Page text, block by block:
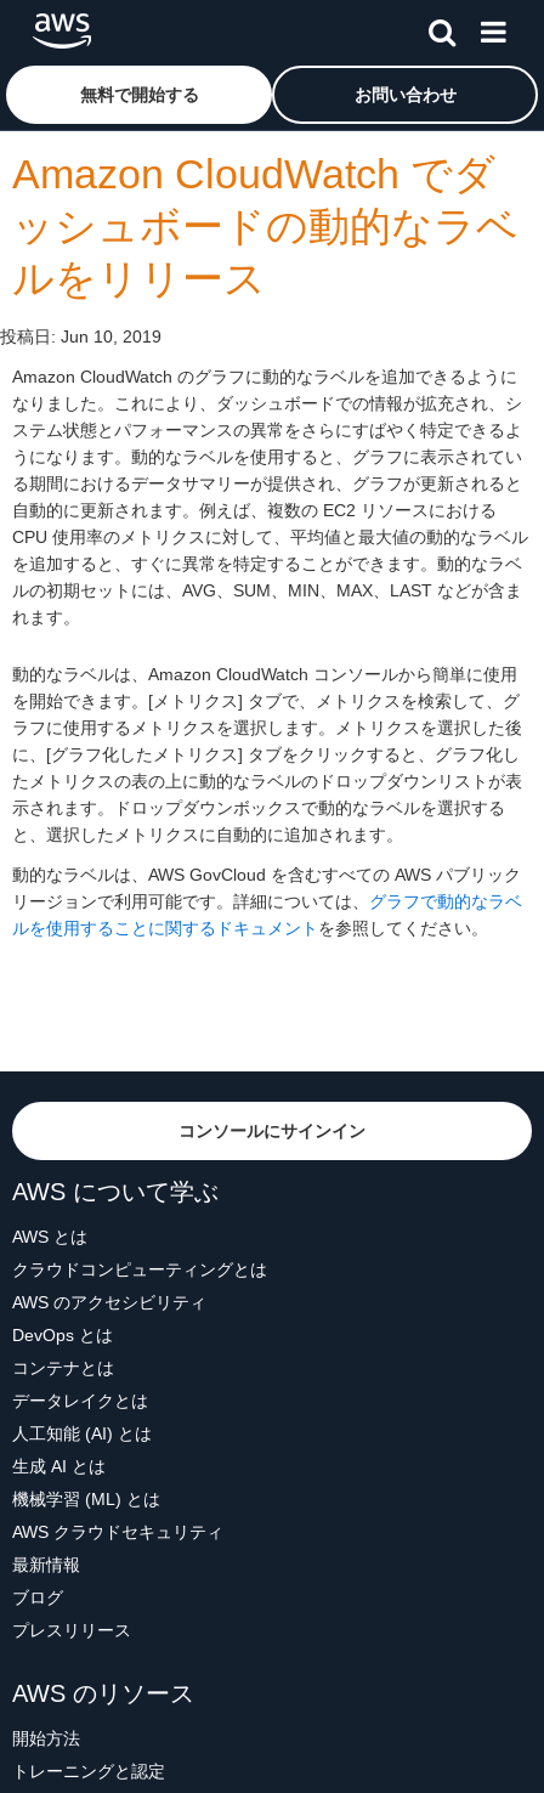
メインコンテンツに移動
アマゾン ウェブ サービスのホームページに戻るには、こ
無料で開始する お問い合わせ
Amazon CloudWatch でダ
ッシュボードの動的なラベ
ルをリリース
投稿日: Jun 10, 2019
Amazon CloudWatch のグラフに動的なラベルを追加できるように
なりました。これにより、ダッシュボードでの情報が拡充され、シ
ステム状態とパフォーマンスの異常をさらにすばやく特定できるよ
うになります。動的なラベルを使用すると、グラフに表示されてい
る期間におけるデータサマリーが提供され、グラフが更新されると
自動的に更新されます。例えば、複数の EC2 リソースにおける
CPU 使用率のメトリクスに対して、平均値と最大値の動的なラベル
を追加すると、すぐに異常を特定することができます。動的なラベ
ルの初期セットには、AVG、SUM、MIN、MAX、LAST などが含ま
れます。
動的なラベルは、Amazon CloudWatch コンソールから簡単に使用
を開始できます。[メトリクス] タブで、メトリクスを検索して、グ
ラフに使用するメトリクスを選択します。メトリクスを選択した後
に、[グラフ化したメトリクス] タブをクリックすると、グラフ化し
たメトリクスの表の上に動的なラベルのドロップダウンリストが表
示されます。ドロップダウンボックスで動的なラベルを選択する
と、選択したメトリクスに自動的に追加されます。
動的なラベルは、AWS GovCloud を含むすべての AWS パブリック
リージョンで利用可能です。詳細については、 グラフで動的なラベ
ルを使用することに関するドキュメント を参照してください。
コンソールにサインイン
AWS について学ぶ
AWS とは
クラウドコンピューティングとは
AWS のアクセシビリティ
DevOps とは
コンテナとは
データレイクとは
人工知能 (AI) とは
生成 AI とは
機械学習 (ML) とは
AWS クラウドセキュリティ
最新情報
ブログ
プレスリリース
AWS のリソース
開始方法
トレーニングと認定